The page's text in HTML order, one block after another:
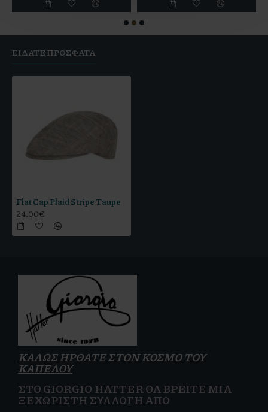
ΕΊΔΑΤΕ ΠΡΌΣΦΑΤΑ
Flat Cap Plaid Stripe Taupe
24,00€
ΚΑΛΩΣ ΗΡΘΑΤΕ ΣΤΟΝ ΚΟΣΜΟ ΤΟΥ
ΚΑΠΕΛΟΥ
ΣΤΟ GIORGIO HATTER ΘΑ ΒΡΕΊΤΕ ΜΙΑ
ΞΕΧΩΡΙΣΤΉ ΣΥΛΛΟΓΉ ΑΠΌ